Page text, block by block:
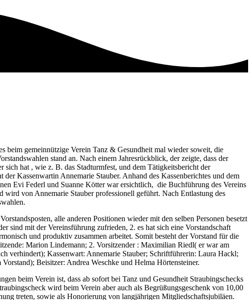
beim gemeinnützige Verein Tanz & Gesundheit mal wieder soweit, die
stand an. Nach einem Jahresrückblick, der zeigte, dass der
sich hat , wie z. B. das Stadturmfest, und dem Tätigkeitsbericht der
der Kassenwartin Annemarie Stauber. Anhand des Kassenberichtes und dem
Evi Federl und Suanne Kötter war ersichtlich, die Buchführung des Vereins
wird von Annemarie Stauber professionell geführt. Nach Entlastung des
alle anderen Positionen wieder mit den selben Personen besetzt
sind mit der Vereinsführung zufrieden, 2. es hat sich eine Vorstandschaft
und produktiv zusammen arbeitet. Somit besteht der Vorstand für die
Marion Lindemann; 2. Vorsitzender : Maximilian Riedl( er war am
verhindert); Kassenwart: Annemarie Stauber; Schriftführerin: Laura Hackl;
Beisitzer: Andrea Weschke und Helma Hörtensteiner.
beim Verein ist, dass ab sofort bei Tanz und Gesundheit Straubingschecks
wird beim Verein aber auch als Begrüßungsgeschenk von 10,00
treten, sowie als Honorierung von langjährigen Mitgliedschaftsjubiläen.